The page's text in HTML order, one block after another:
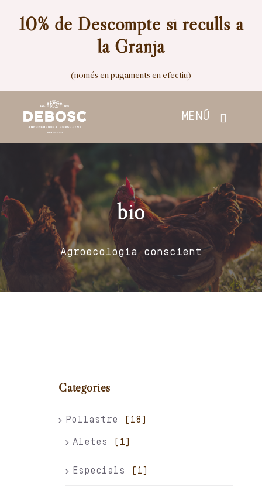
10% de Descompte si reculls a
la Granja
(només en pagaments en efectiu)
MENÚ
Nosaltres
Carret
bio
Agroecologia conscient
Categories
Pollastre (18)
Aletes (1)
Especials (1)